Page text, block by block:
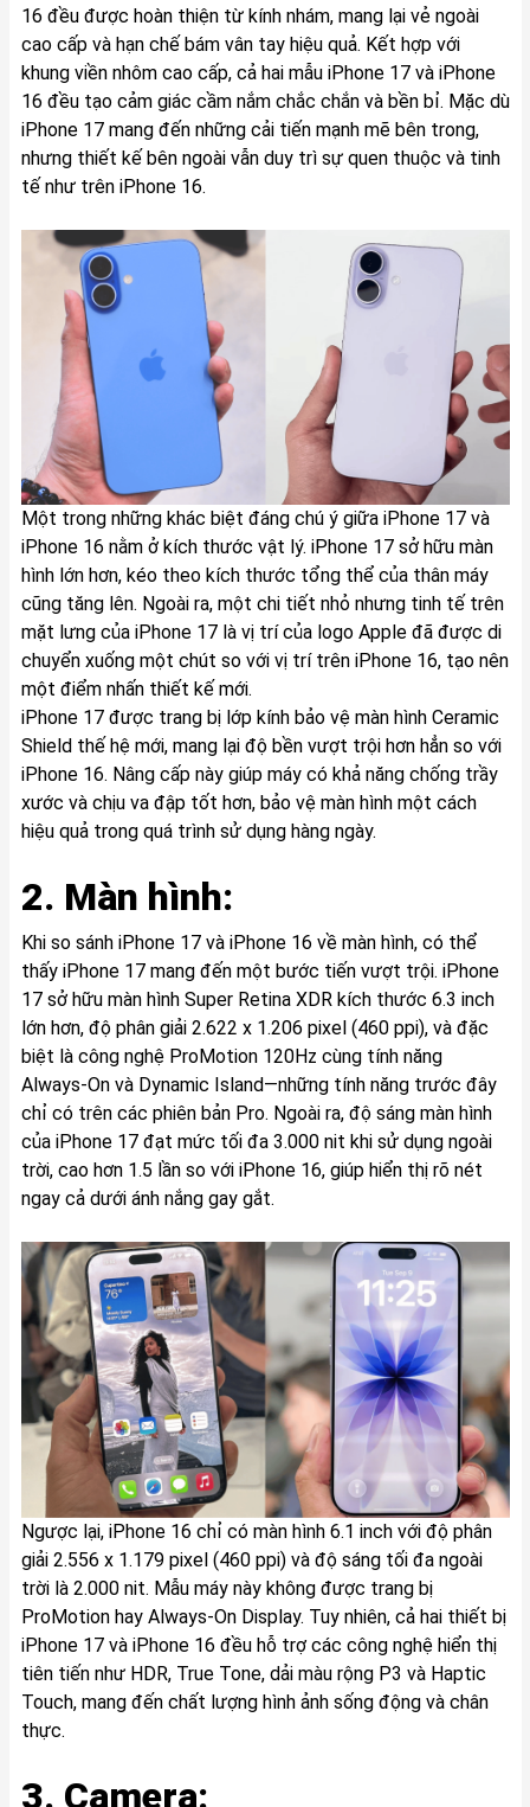
16 đều được hoàn thiện từ kính nhám, mang lại vẻ ngoài
cao cấp và hạn chế bám vân tay hiệu quả. Kết hợp với
khung viền nhôm cao cấp, cả hai mẫu iPhone 17 và iPhone
16 đều tạo cảm giác cầm nắm chắc chắn và bền bỉ. Mặc dù
iPhone 17 mang đến những cải tiến mạnh mẽ bên trong,
nhưng thiết kế bên ngoài vẫn duy trì sự quen thuộc và tinh
tế như trên iPhone 16.
Một trong những khác biệt đáng chú ý giữa iPhone 17 và
iPhone 16 nằm ở kích thước vật lý. iPhone 17 sở hữu màn
hình lớn hơn, kéo theo kích thước tổng thể của thân máy
cũng tăng lên. Ngoài ra, một chi tiết nhỏ nhưng tinh tế trên
mặt lưng của iPhone 17 là vị trí của logo Apple đã được di
chuyển xuống một chút so với vị trí trên iPhone 16, tạo nên
một điểm nhấn thiết kế mới.
iPhone 17 được trang bị lớp kính bảo vệ màn hình Ceramic
Shield thế hệ mới, mang lại độ bền vượt trội hơn hẳn so với
iPhone 16. Nâng cấp này giúp máy có khả năng chống trầy
xước và chịu va đập tốt hơn, bảo vệ màn hình một cách
hiệu quả trong quá trình sử dụng hàng ngày.
2. Màn hình:
Khi so sánh iPhone 17 và iPhone 16 về màn hình, có thể
thấy iPhone 17 mang đến một bước tiến vượt trội. iPhone
17 sở hữu màn hình Super Retina XDR kích thước 6.3 inch
lớn hơn, độ phân giải 2.622 x 1.206 pixel (460 ppi), và đặc
biệt là công nghệ ProMotion 120Hz cùng tính năng
Always-On và Dynamic Island—những tính năng trước đây
chỉ có trên các phiên bản Pro. Ngoài ra, độ sáng màn hình
của iPhone 17 đạt mức tối đa 3.000 nit khi sử dụng ngoài
trời, cao hơn 1.5 lần so với iPhone 16, giúp hiển thị rõ nét
ngay cả dưới ánh nắng gay gắt.
Ngược lại, iPhone 16 chỉ có màn hình 6.1 inch với độ phân
giải 2.556 x 1.179 pixel (460 ppi) và độ sáng tối đa ngoài
trời là 2.000 nit. Mẫu máy này không được trang bị
ProMotion hay Always-On Display. Tuy nhiên, cả hai thiết bị
iPhone 17 và iPhone 16 đều hỗ trợ các công nghệ hiển thị
tiên tiến như HDR, True Tone, dải màu rộng P3 và Haptic
Touch, mang đến chất lượng hình ảnh sống động và chân
thực.
3. Camera: